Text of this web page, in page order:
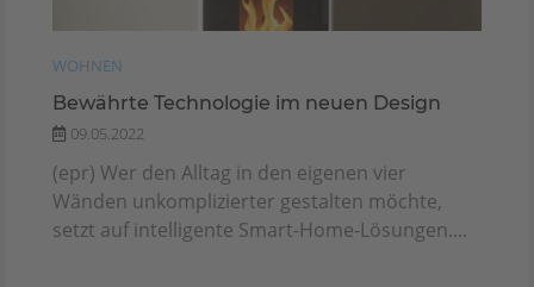
WOHNEN
Bewährte Technologie im neuen Design
09.05.2022
(epr) Wer den Alltag in den eigenen vier
Wänden unkomplizierter gestalten möchte,
setzt auf intelligente Smart-Home-Lösungen....